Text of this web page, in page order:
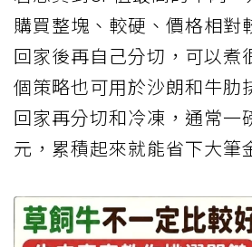
購買整塊、較硬、價格相對
回家後再自己分切，可以煮
個策略也可用於沙朗和牛肋
回家再分切和冷凍，通常一
元，累積起來就能省下大筆